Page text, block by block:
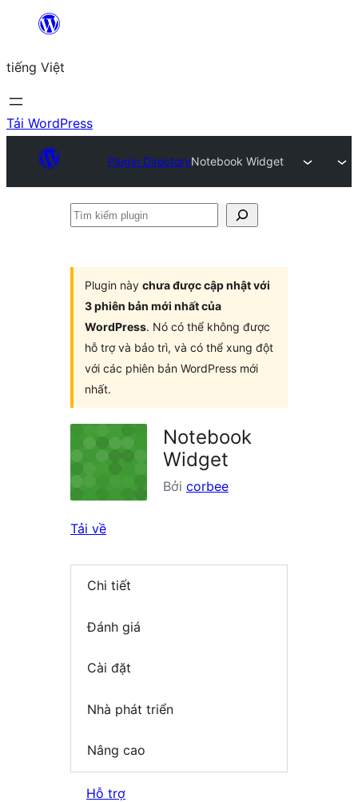
Chuyển
phần
nội
dung
tiếng Việt
Tải WordPress
Plugin DirectoryNotebook Widget
Tìm
Plugin này chưa được cập nhật với
3 phiên bản mới nhất của
WordPress. Nó có thể không được
hỗ trợ và bảo trì, và có thể xung đột
với các phiên bản WordPress mới
nhất.
Notebook
Widget
Bởi corbee
Tải về
Chi tiết
Đánh giá
Cài đặt
Nhà phát triển
Nâng cao
Hỗ trợ